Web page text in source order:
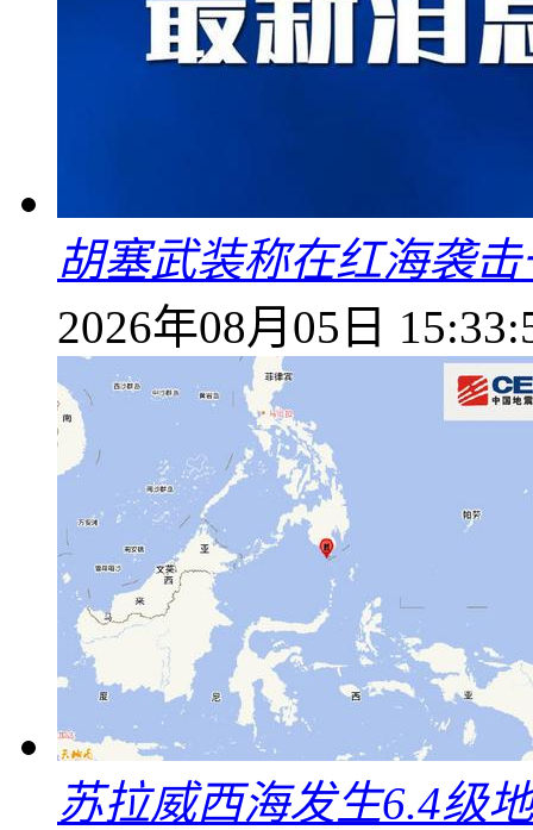
胡塞武装称在红海袭
2026年08月05日
苏拉威西海发生6.4级